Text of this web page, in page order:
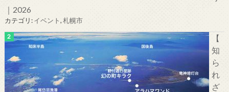
｜2026
カテゴリ:イベント,札幌市
【
知
ら
れ
ざ